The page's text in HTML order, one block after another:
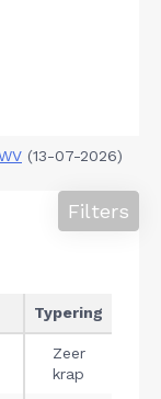
(13-07-2026)
Filters